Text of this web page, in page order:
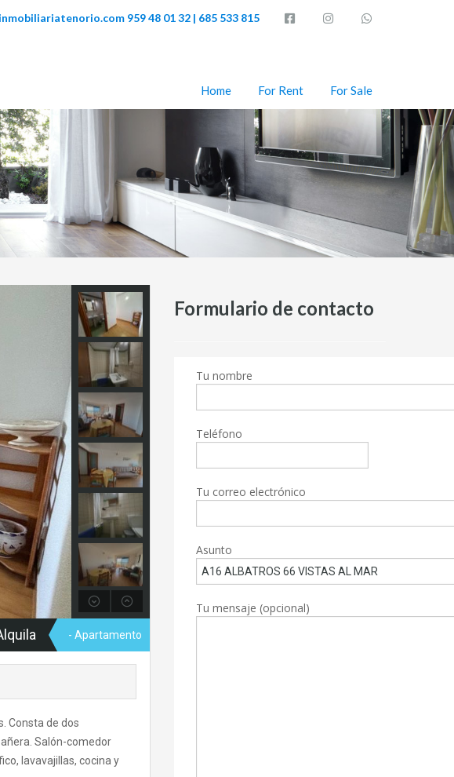
959 48 01 32 | 685 533 815
Home For Rent For Sale
- Apartamento
Consta de dos
Salón-comedor
lavavajillas, cocina y
Formulario de contacto
Tu nombre
Teléfono
Tu correo electrónico
Asunto
Tu mensaje (opcional)